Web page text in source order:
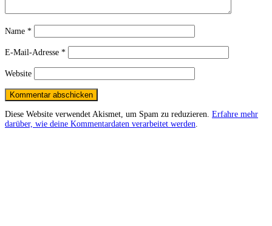
Name *
E-Mail-Adresse *
Website
Diese Website verwendet Akismet, um Spam zu reduzieren. Erfahre mehr
darüber, wie deine Kommentardaten verarbeitet werden.